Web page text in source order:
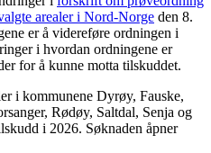
arealer i Nord-Norge den 8.
er å videreføre ordningen i
i hvordan ordningene er
for å kunne motta tilskuddet.
i kommunene Dyrøy, Fauske,
Rødøy, Saltdal, Senja og
i 2026. Søknaden åpner